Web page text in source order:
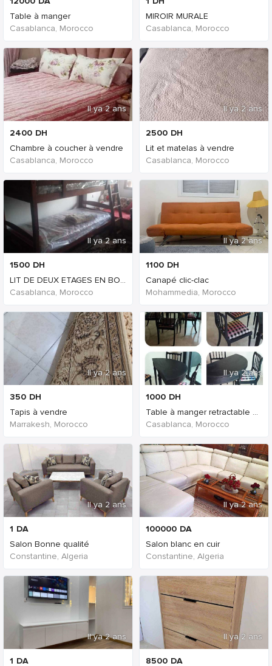
Table à manger
Casablanca, Morocco
Il ya 2 ans
2400 DH
Chambre à coucher à vendre
Casablanca, Morocco
Il ya 2 ans
1500 DH
LIT DE DEUX ETAGES EN BOIS
Casablanca, Morocco
Il ya 2 ans
350 DH
Tapis à vendre
Marrakesh, Morocco
Il ya 2 ans
1 DA
Salon Bonne qualité
Constantine, Algeria
Il ya 2 ans
1 DA
MIROIR MURALE
Casablanca, Morocco
Il ya 2 ans
2500 DH
Lit et matelas à vendre
Casablanca, Morocco
Il ya 2 ans
1100 DH
Canapé clic-clac
Mohammedia, Morocco
Il ya 2 ans
1000 DH
Table à manger retractable avec chaises
Casablanca, Morocco
Il ya 2 ans
100000 DA
Salon blanc en cuir
Constantine, Algeria
Il ya 2 ans
8500 DA